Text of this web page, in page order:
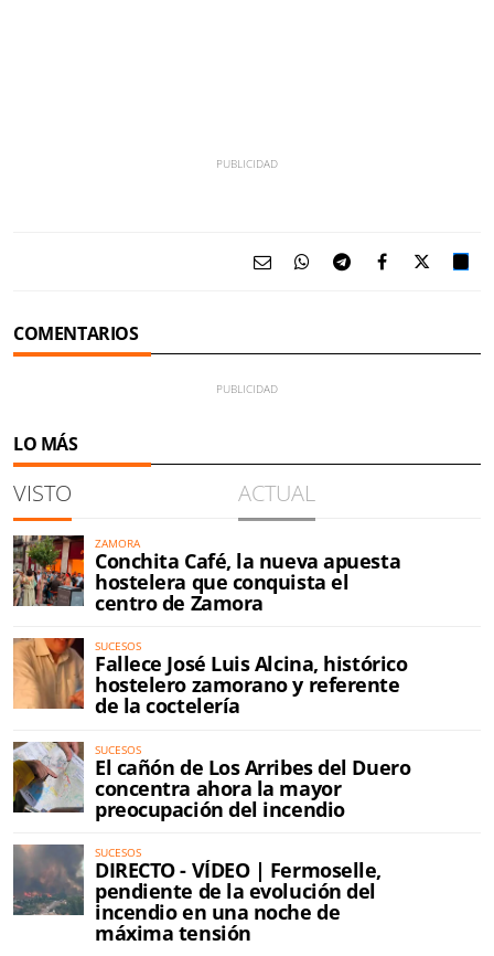
COMENTARIOS
LO MÁS
VISTO ACTUAL
ZAMORA
Conchita Café, la nueva apuesta
hostelera que conquista el
centro de Zamora
SUCESOS
Fallece José Luis Alcina, histórico
hostelero zamorano y referente
de la coctelería
SUCESOS
El cañón de Los Arribes del Duero
concentra ahora la mayor
preocupación del incendio
SUCESOS
DIRECTO - VÍDEO | Fermoselle,
pendiente de la evolución del
incendio en una noche de
máxima tensión